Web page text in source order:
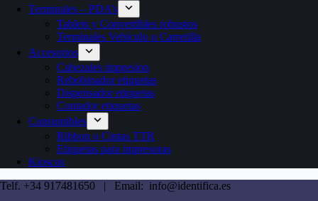
Terminales – PDA’s
Tablets y Convertibles robustos
Terminales Vehículo o Carretilla
Accesorios
Cabezales impresion
Rebobinador etiquetas
Dispensador etiquetas
Contador etiquetas
Consumibles
Ribbon o Cintas TTR
Etiquetas para impresoras
Kioscos
Telf. +34 917481650 | Email: info@identifica.es